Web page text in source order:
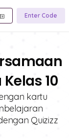
Enter Code
10
kartu
Quizizz